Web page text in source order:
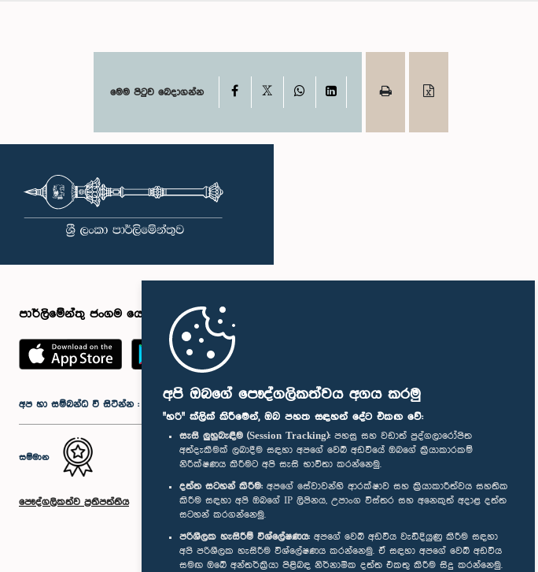
අපි ඔබගේ පෞද්ගලිකත්වය අගය කරමු
"හරි" ක්ලික් කිරීමෙන්, ඔබ පහත සඳහන් දේට එකඟ වේ:
සැසි ලුහුබැඳීම (Session Tracking): පහසු සහ වඩාත් පුද්ගලාරෝපිත
අත්දැකීමක් ලබාදීම සඳහා අපගේ වෙබ් අඩවියේ ඔබගේ ක්‍රියාකාරකම්
නිරීක්ෂණය කිරීමට අපි සැසි භාවිතා කරන්නෙමු.
දත්ත සටහන් කිරීම: අපගේ සේවාවන්හි ආරක්ෂාව සහ ක්‍රියාකාරීත්වය සහතික
කිරීම සඳහා අපි ඔබගේ IP ලිපිනය, උපාංග විස්තර සහ අනෙකුත් අදාළ දත්ත
සටහන් කරගන්නෙමු.
පරිශීලක හැසිරීම් විශ්ලේෂණය: අපගේ වෙබ් අඩවිය වැඩිදියුණු කිරීම සඳහා
අපි පරිශීලක හැසිරීම විශ්ලේෂණය කරන්නෙමු. ඒ සඳහා අපගේ වෙබ් අඩවිය
සමඟ ඔබේ අන්තර්ක්‍රියා පිළිබඳ නිර්නාමික දත්ත එකතු කිරීම සිදු කරන්නෙමු.
මෙම පිටුව බෙදාගන්න Facebook WhatsAppLinkedIn
පාර්ලිමේන්තු ජංගම යෙදුම
අප හා සම්බන්ධ වී සිටින්න :
සම්මාන
පෞද්ගලිකත්ව ප්‍රතිපත්තිය